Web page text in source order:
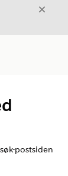
Avslutt
postsiden